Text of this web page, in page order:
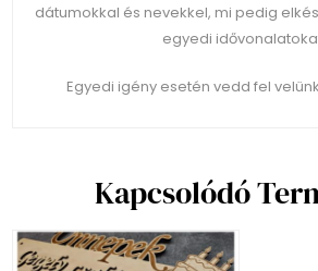
dátumokkal és nevekkel, mi pedig
egyedi
Egyedi igény esetén vedd fel
Kapcsolódó